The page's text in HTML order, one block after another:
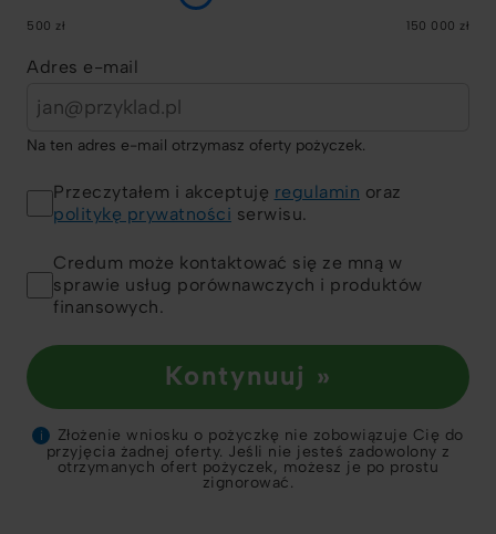
500 zł 150 000 zł
Adres e-mail
Na ten adres e-mail otrzymasz oferty pożyczek.
Przeczytałem i akceptuję regulamin oraz
politykę prywatności serwisu.
Credum może kontaktować się ze mną w
sprawie usług porównawczych i produktów
finansowych.
Kontynuuj »
i
Złożenie wniosku o pożyczkę nie zobowiązuje Cię do
przyjęcia żadnej oferty. Jeśli nie jesteś zadowolony z
otrzymanych ofert pożyczek, możesz je po prostu
zignorować.